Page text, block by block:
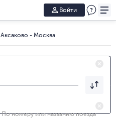
Войти
Аксаково - Москва
По номеру или названию поезда